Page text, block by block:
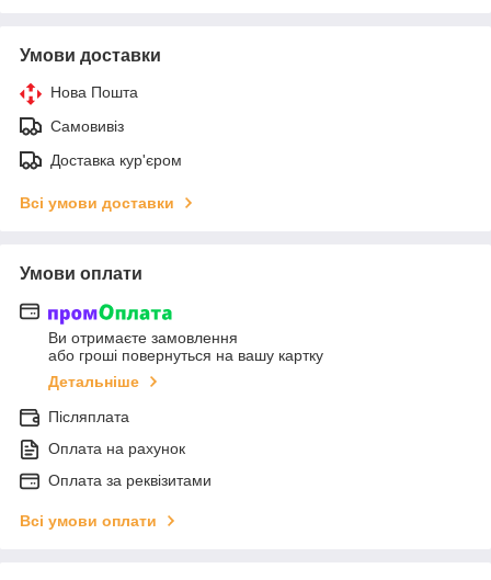
Умови доставки
Нова Пошта
Самовивіз
Доставка кур'єром
Всі умови доставки
Умови оплати
Ви отримаєте замовлення
або гроші повернуться на вашу картку
Детальніше
Післяплата
Оплата на рахунок
Оплата за реквізитами
Всі умови оплати